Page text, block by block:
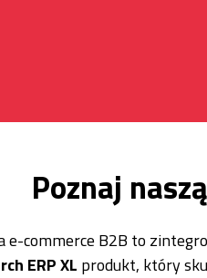
Poznaj
e-commerce B2B to
ERP XL produkt, który